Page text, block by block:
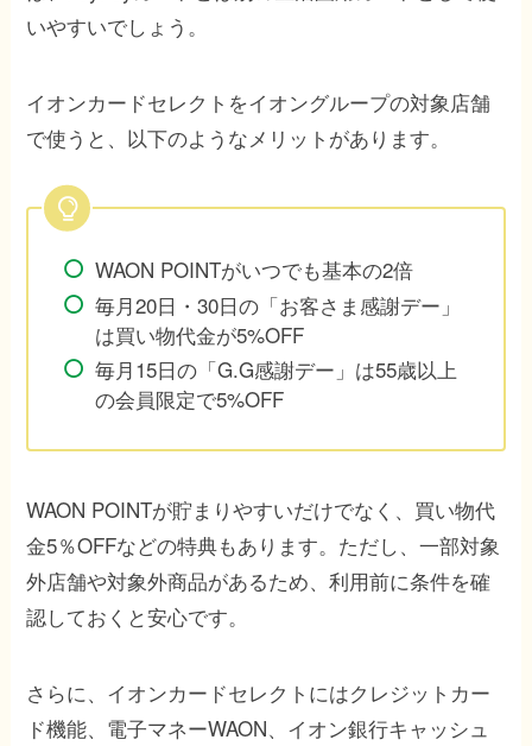
いやすいでしょう。
イオンカードセレクトをイオングループの対象店舗
で使うと、以下のようなメリットがあります。
WAON POINTがいつでも基本の2倍
毎月20日・30日の「お客さま感謝デー」
は買い物代金が5%OFF
毎月15日の「G.G感謝デー」は55歳以上
の会員限定で5%OFF
WAON POINTが貯まりやすいだけでなく、買い物代
金5％OFFなどの特典もあります。ただし、一部対象
外店舗や対象外商品があるため、利用前に条件を確
認しておくと安心です。
さらに、イオンカードセレクトにはクレジットカー
ド機能、電子マネーWAON、イオン銀行キャッシュ